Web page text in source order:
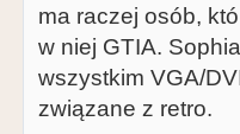
ma raczej osób,
w niej GTIA.
wszystkim VGA/
związane z retro.